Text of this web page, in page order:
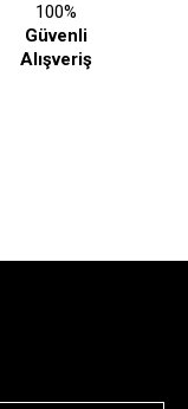
100%
Güvenli
Alışveriş